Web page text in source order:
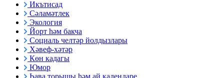
Икътисад
Сәламәтлек
Экология
Йорт һәм бакча
Социаль челтәр йолдызлары
Хәвеф-хәтәр
Көн кадагы
Юмор
Һава торышы һәм ай календаре